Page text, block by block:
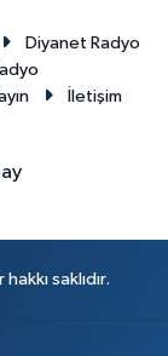
Diyanet Radyo
İletişim
saklıdır.